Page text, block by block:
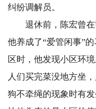
纠纷调解员。
退休前，陈宏曾在
他养成了“爱管闲事”
区时，他发现小区环
人们买完菜没地方坐
狗不牵绳的现象时有